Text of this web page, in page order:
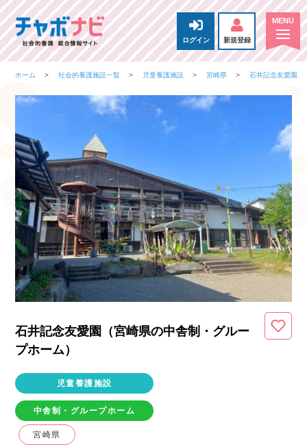
ログイン 新規登録
ホーム 社会的養護施設一覧 児童養護施設 宮崎県 石井記念友愛園
石井記念友愛園（宮崎県の中舎制・グルー
プホーム）
児童養護施設
中舎制・グループホーム
宮崎県